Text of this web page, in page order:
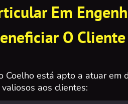
Em
O Cliente
Coelho está apto a atuar em
aos clientes: